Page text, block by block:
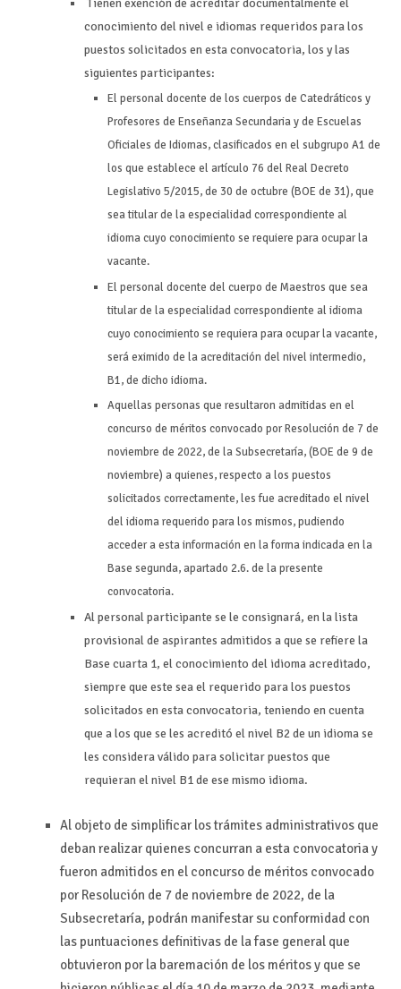
conocimiento del nivel e idiomas requeridos para los
puestos solicitados en esta convocatoria, los y las
siguientes participantes:
El personal docente de los cuerpos de Catedráticos y
Profesores de Enseñanza Secundaria y de Escuelas
Oficiales de Idiomas, clasificados en el subgrupo A1 de
los que establece el artículo 76 del Real Decreto
Legislativo 5/2015, de 30 de octubre (BOE de 31), que
sea titular de la especialidad correspondiente al
idioma cuyo conocimiento se requiere para ocupar la
vacante.
El personal docente del cuerpo de Maestros que sea
titular de la especialidad correspondiente al idioma
cuyo conocimiento se requiera para ocupar la vacante,
será eximido de la acreditación del nivel intermedio,
B1, de dicho idioma.
Aquellas personas que resultaron admitidas en el
concurso de méritos convocado por Resolución de 7 de
noviembre de 2022, de la Subsecretaría, (BOE de 9 de
noviembre) a quienes, respecto a los puestos
solicitados correctamente, les fue acreditado el nivel
del idioma requerido para los mismos, pudiendo
acceder a esta información en la forma indicada en la
Base segunda, apartado 2.6. de la presente
convocatoria.
Al personal participante se le consignará, en la lista
provisional de aspirantes admitidos a que se refiere la
Base cuarta 1, el conocimiento del idioma acreditado,
siempre que este sea el requerido para los puestos
solicitados en esta convocatoria, teniendo en cuenta
que a los que se les acreditó el nivel B2 de un idioma se
les considera válido para solicitar puestos que
requieran el nivel B1 de ese mismo idioma.
Al objeto de simplificar los trámites administrativos que
deban realizar quienes concurran a esta convocatoria y
fueron admitidos en el concurso de méritos convocado
por Resolución de 7 de noviembre de 2022, de la
Subsecretaría, podrán manifestar su conformidad con
las puntuaciones definitivas de la fase general que
obtuvieron por la baremación de los méritos y que se